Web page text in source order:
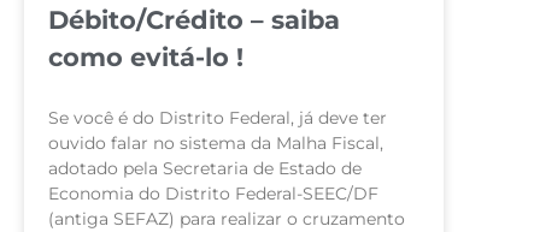
Débito/Crédito – saiba
como evitá-lo !
Se você é do Distrito Federal, já deve ter
ouvido falar no sistema da Malha Fiscal,
adotado pela Secretaria de Estado de
Economia do Distrito Federal-SEEC/DF
(antiga SEFAZ) para realizar o cruzamento